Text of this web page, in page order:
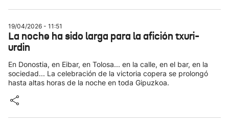
19/04/2026 - 11:51
La noche ha sido larga para la afición txuri-
urdin
En Donostia, en Eibar, en Tolosa... en la calle, en el bar, en la
sociedad... La celebración de la victoria copera se prolongó
hasta altas horas de la noche en toda Gipuzkoa.